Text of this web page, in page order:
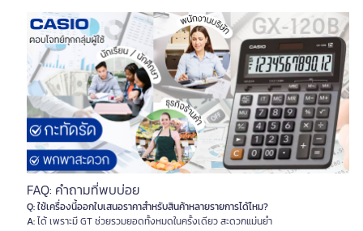
FAQ: คำถามที่พบบ่อย
Q: ใช้เครื่องนี้ออกใบเสนอราคาสำหรับสินค้าหลายรายการได้ไหม?
A:ได้ เพราะมี GT ช่วยรวมยอดทั้งหมดในครั้งเดียว สะดวกแม่นยำ